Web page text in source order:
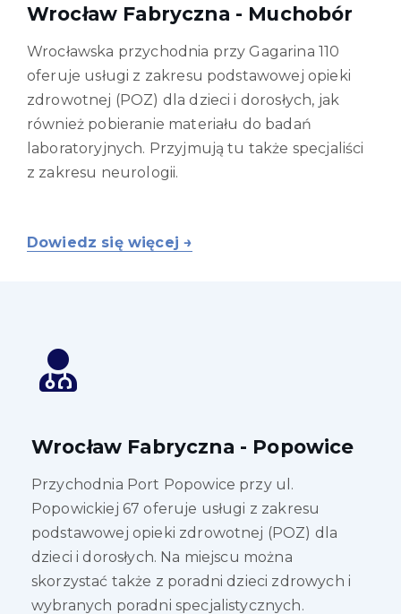
Wrocław Fabryczna - Muchobór
Wrocławska przychodnia przy Gagarina 110
oferuje usługi z zakresu podstawowej opieki
zdrowotnej (POZ) dla dzieci i dorosłych, jak
również pobieranie materiału do badań
laboratoryjnych. Przyjmują tu także specjaliści
z zakresu neurologii.
Dowiedz się więcej →
Wrocław Fabryczna - Popowice
Przychodnia Port Popowice przy ul.
Popowickiej 67 oferuje usługi z zakresu
podstawowej opieki zdrowotnej (POZ) dla
dzieci i dorosłych. Na miejscu można
skorzystać także z poradni dzieci zdrowych i
wybranych poradni specjalistycznych.